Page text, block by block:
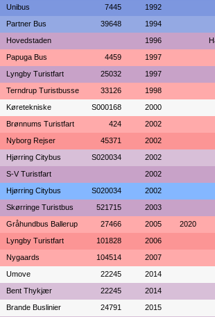
Unibus 7445 1992
Partner Bus 39648 1994
Hovedstaden 1996
Papuga Bus 4459 1997
Lyngby Turistfart 25032 1997
Terndrup Turistbusse 33126 1998
Køretekniske S000168 2000
Brønnums Turistfart 424 2002
Nyborg Rejser 45371 2002
Hjørring Citybus S020034 2002
S-V Turistfart 2002
Hjørring Citybus S020034 2002
Skørringe Turistbus 521715 2003
Gråhundbus Ballerup 27466 2005 2020
Lyngby Turistfart 101828 2006
Nygaards 104514 2007
Umove 22245 2014
Bent Thykjær 22245 2014
Brande Buslinier 24791 2015